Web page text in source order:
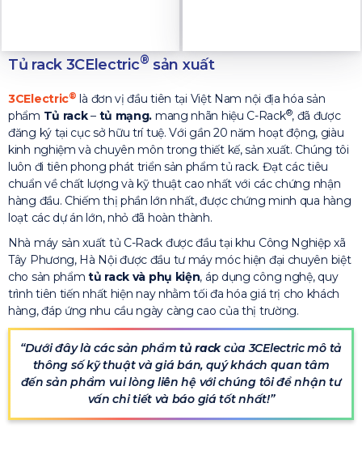
Tủ rack 3CElectric® sản xuất
3CElectric® là đơn vị đầu tiên tại Việt Nam nội địa hóa sản
phẩm Tủ rack– tủ mạng. mang nhãn hiệu C-Rack®, đã được
đăng ký tại cục sở hữu trí tuệ. Với gần 20 năm hoạt động, giàu
kinh nghiệm và chuyên môn trong thiết kế, sản xuất. Chúng tôi
luôn đi tiên phong phát triển sản phẩm tủ rack. Đạt các tiêu
chuẩn về chất lượng và kỹ thuật cao nhất với các chứng nhận
hàng đầu. Chiếm thị phần lớn nhất, được chứng minh qua hàng
loạt các dự án lớn, nhỏ đã hoàn thành.
Nhà máy sản xuất tủ C-Rack được đầu tại khu Công Nghiệp xã
Tây Phương, Hà Nội được đầu tư máy móc hiện đại chuyên biệt
cho sản phẩmtủ rack và phụ kiện, áp dụng công nghệ, quy
trình tiên tiến nhất hiện nay nhằm tối đa hóa giá trị cho khách
hàng, đáp ứng nhu cầu ngày càng cao của thị trường.
Dưới đây là các sản phẩmtủ rackcủa 3CElectric mô tả
thông số kỹ thuật và giá bán, quý khách quan tâm
đến sản phẩm vui lòng liên hệ với chúng tôi để nhận tư
vấn chi tiết và báo giá tốt nhất!